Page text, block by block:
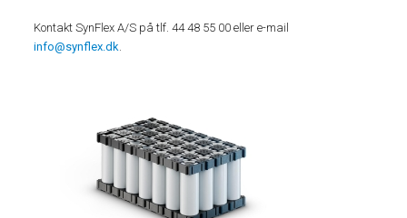
Kontakt SynFlex A/S på tlf. 44 48 55 00 eller e-mail
info@synflex.dk.